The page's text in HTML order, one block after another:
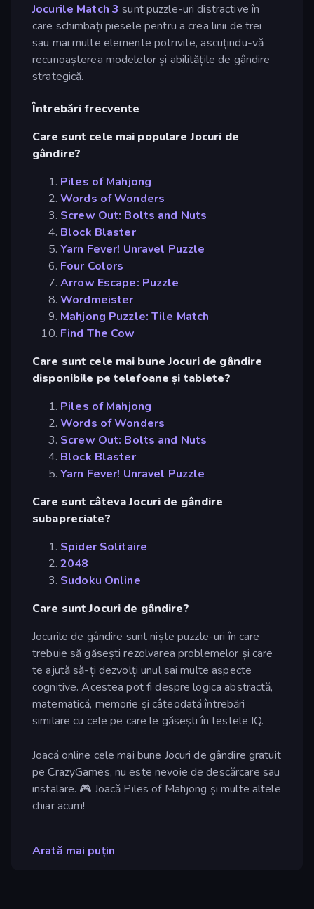
Jocurile Match 3 sunt puzzle-uri distractive în
care schimbați piesele pentru a crea linii de trei
sau mai multe elemente potrivite, ascuțindu-vă
recunoașterea modelelor și abilitățile de gândire
strategică.
Întrebări frecvente
Care sunt cele mai populare Jocuri de
gândire?
Piles of Mahjong
Words of Wonders
Screw Out: Bolts and Nuts
Block Blaster
Yarn Fever! Unravel Puzzle
Four Colors
Arrow Escape: Puzzle
Wordmeister
Mahjong Puzzle: Tile Match
Find The Cow
Care sunt cele mai bune Jocuri de gândire
disponibile pe telefoane și tablete?
Piles of Mahjong
Words of Wonders
Screw Out: Bolts and Nuts
Block Blaster
Yarn Fever! Unravel Puzzle
Care sunt câteva Jocuri de gândire
subapreciate?
Spider Solitaire
2048
Sudoku Online
Care sunt Jocuri de gândire?
Jocurile de gândire sunt niște puzzle-uri în care
trebuie să găsești rezolvarea problemelor și care
te ajută să-ți dezvolți unul sai multe aspecte
cognitive. Acestea pot fi despre logica abstractă,
matematică, memorie și câteodată întrebări
similare cu cele pe care le găsești în testele IQ.
Joacă online cele mai bune Jocuri de gândire gratuit
pe CrazyGames, nu este nevoie de descărcare sau
instalare. 🎮 Joacă Piles of Mahjong și multe altele
chiar acum!
Arată mai puțin